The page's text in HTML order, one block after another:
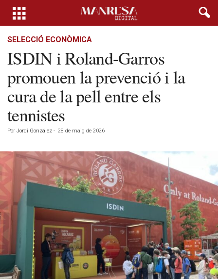
SELECCIÓ ECONÒMICA
ISDIN i Roland-Garros
promouen la prevenció i la
cura de la pell entre els
tennistes
Por Jordi González - 28 de maig de 2026